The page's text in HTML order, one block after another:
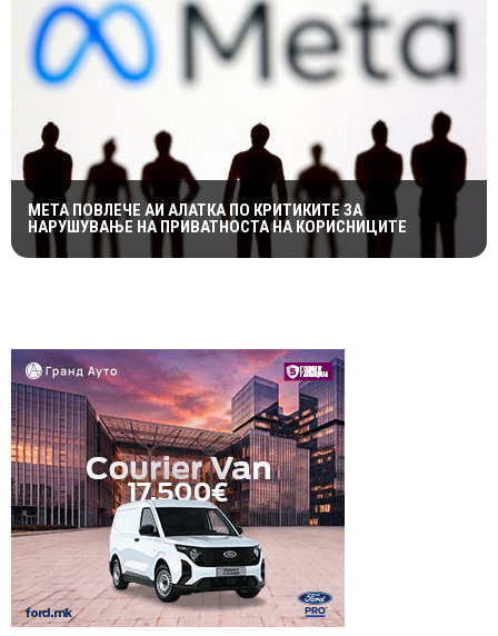
МЕТА ПОВЛЕЧЕ АИ АЛАТКА ПО КРИТИКИТЕ ЗА
НАРУШУВАЊЕ НА ПРИВАТНОСТА НА КОРИСНИЦИТЕ